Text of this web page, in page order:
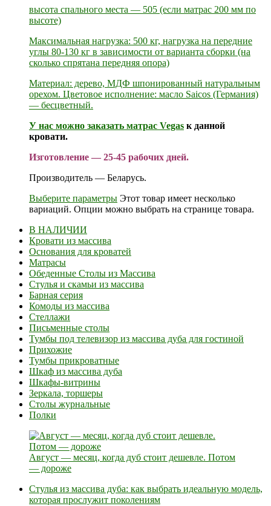
высота спального места — 505 (если матрас 200 мм по
высоте)
Максимальная нагрузка: 500 кг, нагрузка на передние
углы 80-130 кг в зависимости от варианта сборки (на
сколько спрятана передняя опора)
Материал: дерево, МДФ шпонированный натуральным
орехом. Цветовое исполнение: масло Saicos (Германия)
— бесцветный.
У нас можно заказать матрас Vegas к данной
кровати.
Изготовление — 25-45 рабочих дней.
Производитель — Беларусь.
Выберите параметры Этот товар имеет несколько
вариаций. Опции можно выбрать на странице товара.
В НАЛИЧИИ
Кровати из массива
Основания для кроватей
Матрасы
Обеденные Столы из Массива
Стулья и скамьи из массива
Барная серия
Комоды из массива
Стеллажи
Письменные столы
Тумбы под телевизор из массива дуба для гостиной
Прихожие
Тумбы прикроватные
Шкаф из массива дуба
Шкафы-витрины
Зеркала, торшеры
Столы журнальные
Полки
Август — месяц, когда дуб стоит дешевле. Потом
— дороже
Стулья из массива дуба: как выбрать идеальную модель,
которая прослужит поколениям